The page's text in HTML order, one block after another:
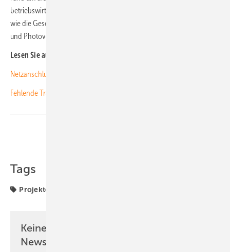
betriebswirtschaftlichen Hintergründe einer Solarinvestition ebenso
wie die Geschäftspraxis zwischen Netzbetreibern, Anlagenbetreibern
und Photovoltaikfachfirmen.
Lesen Sie auch:
Netzanschluss: Rechte der Anlagenbetreiber gestärkt
Fehlende Transparenz beim Rennen um den Netzanschluss
Tags
Projekte
Keine Zeit? Kein Problem mit dem PV
Newsletter!